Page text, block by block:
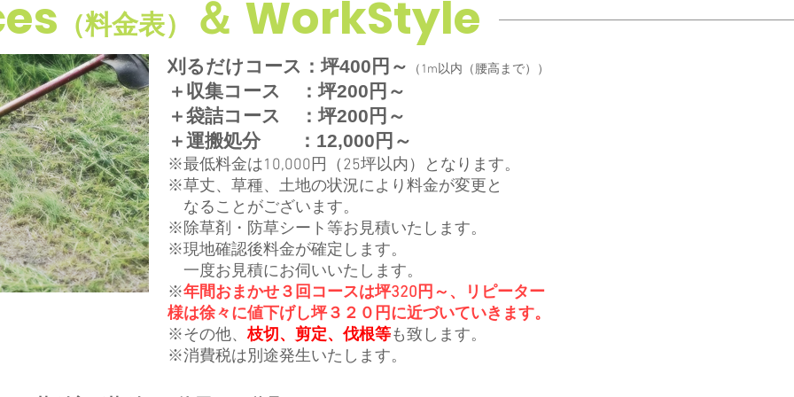
（料金表） ＆ WorkStyle
刈るだけコース：坪400円～ （1m以内（腰高まで））
＋収集コース ：坪200円～
＋袋詰コース ：坪200円～
＋運搬処分 ：12,000円～
※最低料金は10,000円（25坪以内）となります。
※草丈、草種、土地の状況により料金が変更と
なることがございます。
​※除草剤・防草シート等お見積いたします。
※現地確認後料金が確定します。
一度お見積にお伺いいたします。
※年間おまかせ３回コースは坪320円～、リピーター
様は徐々に値下げし坪３２０円に近づいていきます。
​※その他、枝切、剪定、伐根等も致します。
​※消費税は別途発生いたします。